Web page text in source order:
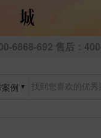
6868-692 售后：
例